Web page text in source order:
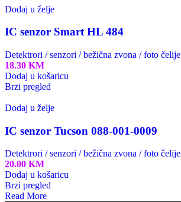
Dodaj u želje
IC senzor Smart HL 484
Detektrori / senzori / bežična zvona / foto čelije
18.30 KM
Dodaj u košaricu
Brzi pregled
Dodaj u želje
IC senzor Tucson 088-001-0009
Detektrori / senzori / bežična zvona / foto čelije
20.00 KM
Dodaj u košaricu
Brzi pregled
Read More